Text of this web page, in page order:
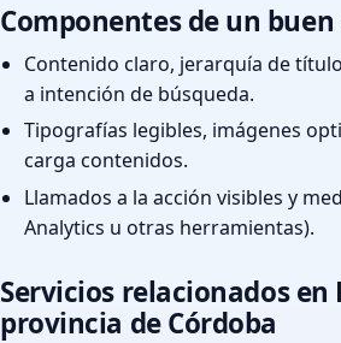
Componentes de un
Contenido claro, jerarquía de
a intención de búsqueda.
Tipografías legibles, imágenes
carga contenidos.
Llamados a la acción visibles y
Analytics u otras herramientas).
Servicios relacionados en
provincia de Córdoba